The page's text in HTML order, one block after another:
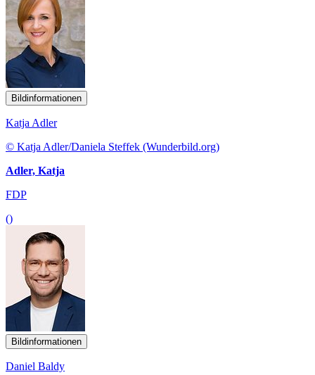
Bildinformationen
Katja Adler
© Katja Adler/Daniela Steffek (Wunderbild.org)
Adler, Katja
FDP
()
Bildinformationen
Daniel Baldy